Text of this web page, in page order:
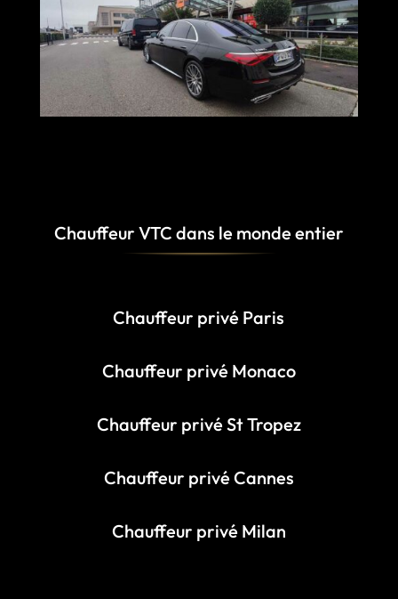
Chauffeur VTC dans le monde entier
Chauffeur privé Paris
Chauffeur privé Monaco
Chauffeur privé St Tropez
Chauffeur privé Cannes
Chauffeur privé Milan